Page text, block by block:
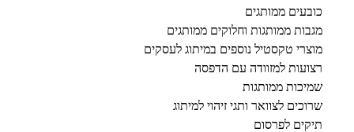
כובעים ממותגים
מגבות ממותגות וחלוקים ממותגים
מוצרי טקסטיל נוספים במיתוג לעסקים
רצועות למזוודה עם הדפסה
שמיכות ממותגות
שרוכים לצוואר ותגי זיהוי למיתוג
תיקים לפרסום